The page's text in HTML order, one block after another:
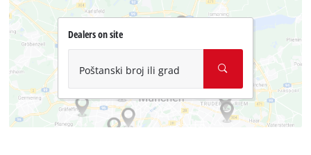
Dealers on site
Poštanski broj ili grad